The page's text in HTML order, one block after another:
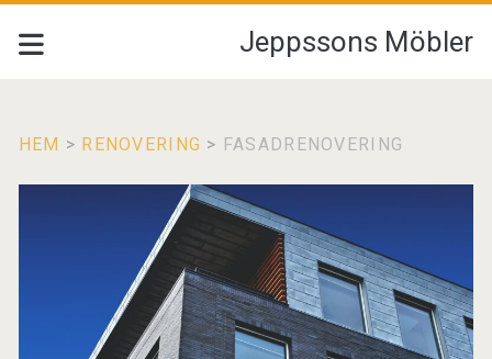
Jeppssons Möbler
HEM > RENOVERING > FASADRENOVERING